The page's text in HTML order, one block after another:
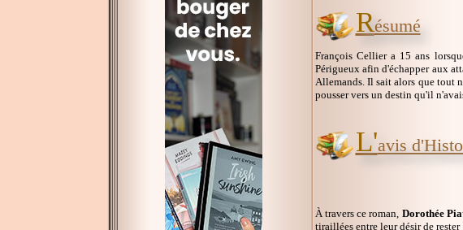
Résumé
François Cellier a 15 ans
Périgueux afin d'échapper aux
Allemands. Il sait alors que tout
pousser vers un destin qu'il
L'avis
À travers ce roman, Dorothée
tiraillées entre leur désir de